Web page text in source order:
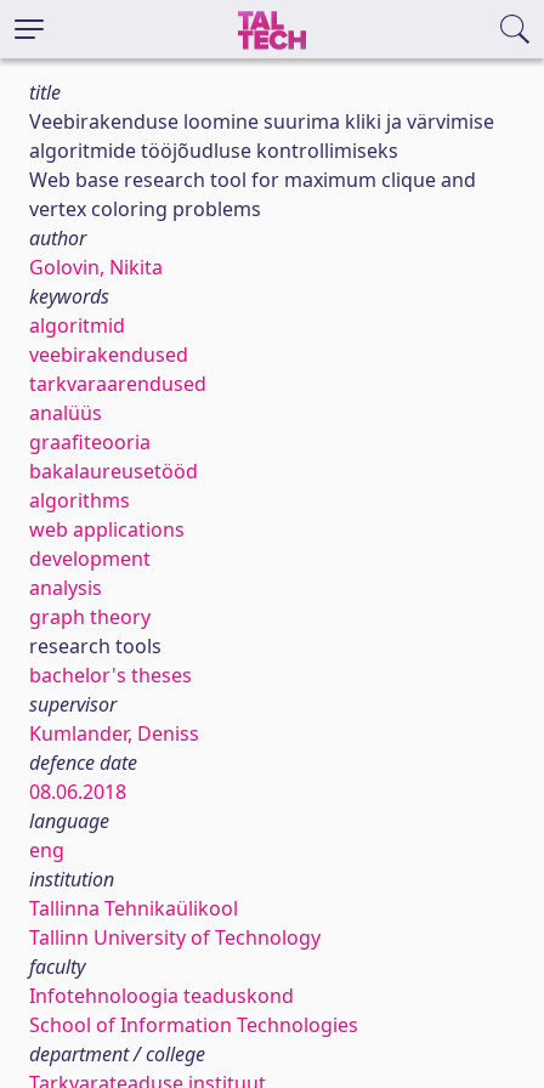
title
Veebirakenduse loomine suurima kliki ja värvimise
algoritmide tööjõudluse kontrollimiseks
Web base research tool for maximum clique and
vertex coloring problems
author
Golovin, Nikita
keywords
algoritmid
veebirakendused
tarkvaraarendused
analüüs
graafiteooria
bakalaureusetööd
algorithms
web applications
development
analysis
graph theory
research tools
bachelor's theses
supervisor
Kumlander, Deniss
defence date
08.06.2018
language
eng
institution
Tallinna Tehnikaülikool
Tallinn University of Technology
faculty
Infotehnoloogia teaduskond
School of Information Technologies
department / college